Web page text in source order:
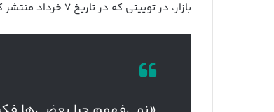
بازار، در توییتی که در تاریخ ۷ خرداد منتشر کرد، دیدگاهی بسیار صریح درمورد آلت سیزن ارائه داد: